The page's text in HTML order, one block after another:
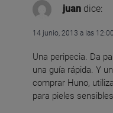
juan dice:
14 junio, 2013 a las
Una peripecia. Da
una guía rápida. Y
comprar Huno,
para pieles